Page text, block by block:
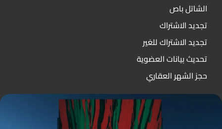
الشاتل باص
تجديد الاشتراك
تجديد الاشتراك للغير
تحديث بيانات العضوية
حجز الشهر العقاري